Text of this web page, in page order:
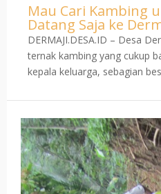
Mau Cari Kambing
Datang Saja ke
DERMAJI.DESA.ID – Desa
ternak kambing yang cukup
kepala keluarga, sebagian